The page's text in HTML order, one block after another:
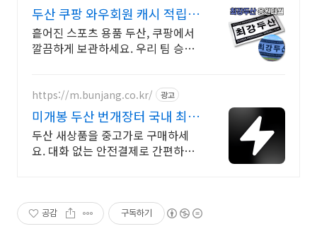
두산 쿠팡 와우회원 캐시 적립
혜택
흩어진 스포츠 용품 두산, 쿠팡에서
깔끔하게 보관하세요. 우리 팀 승리
https://m.bunjang.co.kr/ 광고
미개봉 두산 번개장터 국내 최대
브랜드 중고거래
두산 새상품을 중고가로 구매하세
요. 대화 없는 안전결제로 간편하게!
공감 구독하기